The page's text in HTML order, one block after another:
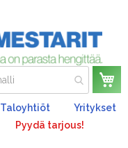
Taloyhtiöt
Yritykset
Pyydä tarjous!